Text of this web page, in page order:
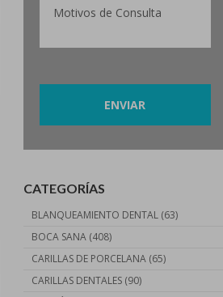
CATEGORÍAS
BLANQUEAMIENTO DENTAL(63)
BOCA SANA(408)
CARILLAS DE PORCELANA(65)
CARILLAS DENTALES(90)